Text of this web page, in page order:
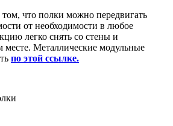
что полки можно передвигать
от необходимости в любое
легко снять со стены и
месте. Металлические модульные
по этой ссылке.